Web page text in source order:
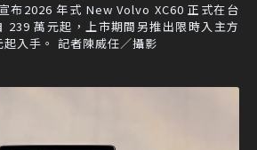
布2026 年式 New Volvo XC60 正式在台
239 萬元起，上市期間另推出限時入主方
入手。 記者陳威任／攝影